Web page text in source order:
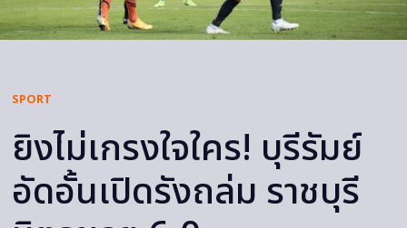
SPORT
ยิงไม่เกรงใจใคร! บุรีรัมย์
อัดอั้นเปิดรังถล่ม ราชบุรี